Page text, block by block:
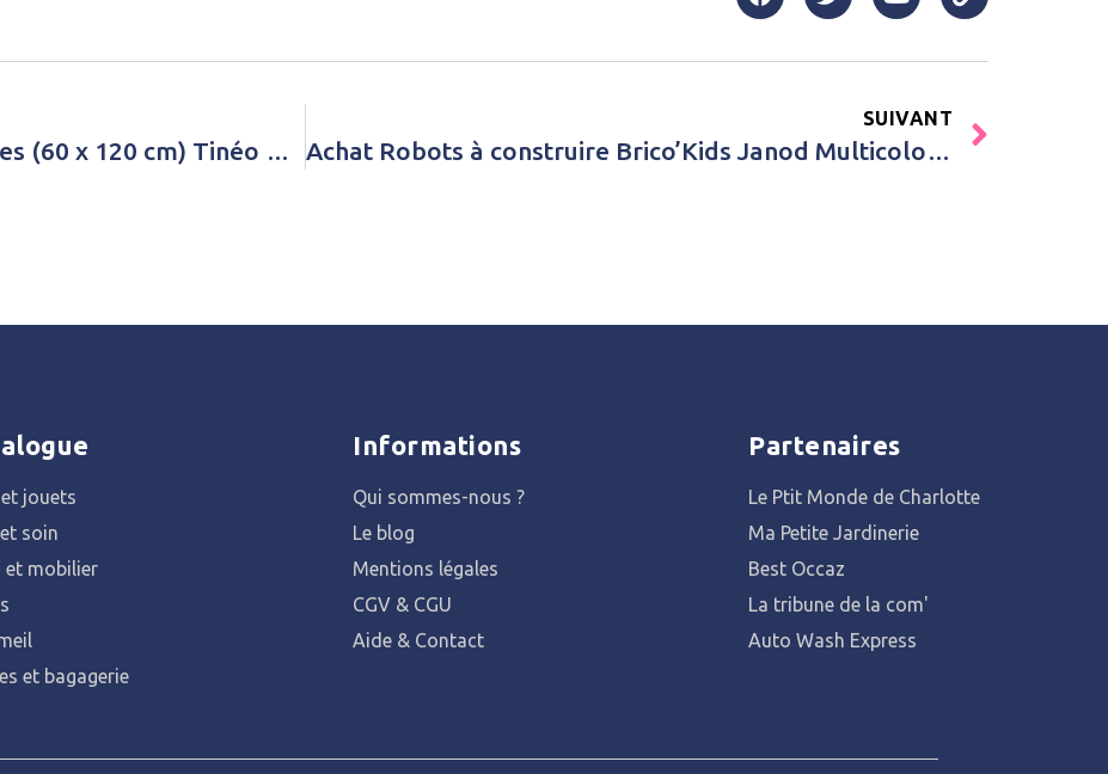
Achat Matelas climatisé 2 faces (60 x 120 cm) Tinéo Blanc Bébé
SUIVANT
Achat Robots à construire Brico’Kids Janod Multicolore Garçon
jouets
soin
et mobilier
et bagagerie
Informations
Qui sommes-nous ?
Le blog
Mentions légales
CGV & CGU
Aide & Contact
Partenaires
Le Ptit Monde de Charlotte
Ma Petite Jardinerie
Best Occaz
La tribune de la com'
Auto Wash Express